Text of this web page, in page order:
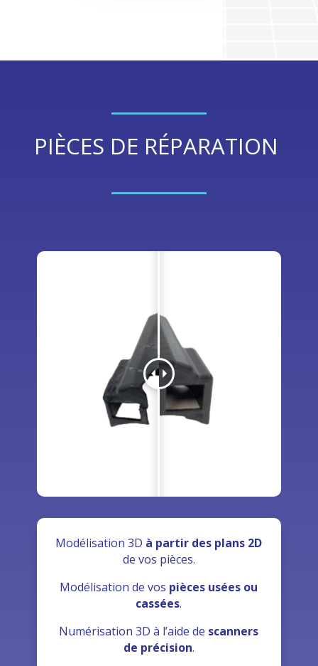
PIÈCES DE RÉPARATION
Modélisation 3D à partir des plans 2D
de vos pièces.
Modélisation de vos pièces usées ou
cassées.
Numérisation 3D à l’aide de scanners
de précision.